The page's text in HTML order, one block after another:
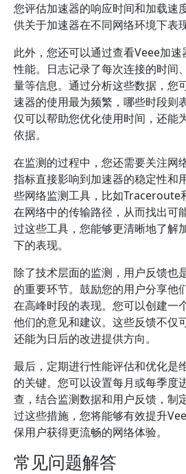
您评估加速器的响应时间和加载速
供关于加速器在不同网络环境下表
此外，您还可以通过查看Veee加
性能。日志记录了每次连接的时间
量等信息。通过分析这些数据，您
速器的使用最为频繁，哪些时段则
仅可以帮助您优化使用时间，还能
依据。
在监测的过程中，您还需要关注网
指标直接影响到加速器的稳定性和
些网络监测工具，比如Traceroute
在网络中的传输路径，从而找出可
过这些工具，您能够更清晰地了解
下的表现。
除了技术层面的监测，用户反馈也
的重要环节。鼓励您的用户分享他
在高峰时段的表现。您可以创建一
他们的意见和建议。这些反馈不仅
还能为日后的改进提供方向。
最后，定期进行性能评估和优化是
的关键。您可以设置每月或每季度
查，结合监测数据和用户反馈，制
过这些措施，您将能够有效提升
保用户获得更流畅的网络体验。
常见问题解答